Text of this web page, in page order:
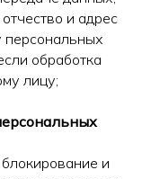
и адрес
персональных
обработка
лицу;
и